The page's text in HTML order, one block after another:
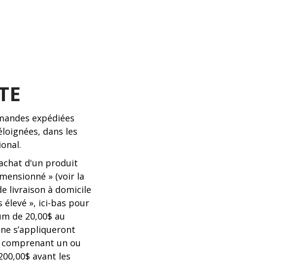
expédiées
dans les
d'un produit
» (voir la
livraison à domicile
élevé », ici-bas pour
de 20,00$ au
s’appliqueront
un ou
avant les